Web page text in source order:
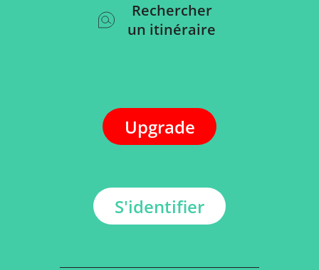
Rechercher
un itinéraire
Upgrade
S'identifier